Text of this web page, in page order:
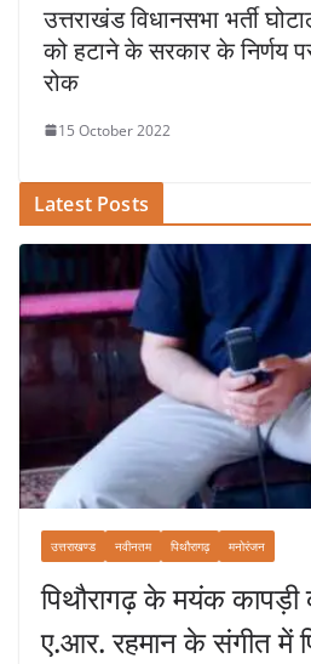
उत्तराखंड विधानसभा भर्ती
को हटाने के सरकार के निर्णय
रोक
15 October 2022
Latest Posts
उत्तराखण्ड नवीनतम पिथौरागढ़ मनोरंजन
पिथौरागढ़ के मयंक कापड़ी
ए.आर. रहमान के संगीत में